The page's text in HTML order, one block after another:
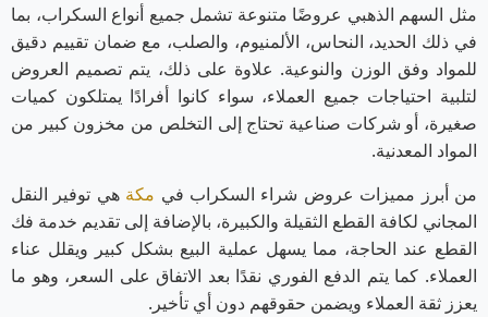
مثل السهم الذهبي عروضًا متنوعة تشمل جميع أنواع السكراب، بما
في ذلك الحديد، النحاس، الألمنيوم، والصلب، مع ضمان تقييم دقيق
للمواد وفق الوزن والنوعية. علاوة على ذلك، يتم تصميم العروض
لتلبية احتياجات جميع العملاء، سواء كانوا أفرادًا يمتلكون كميات
صغيرة، أو شركات صناعية تحتاج إلى التخلص من مخزون كبير من
المواد المعدنية.
من أبرز مميزات عروض شراء السكراب في مكة هي توفير النقل
المجاني لكافة القطع الثقيلة والكبيرة، بالإضافة إلى تقديم خدمة فك
القطع عند الحاجة، مما يسهل عملية البيع بشكل كبير ويقلل عناء
العملاء. كما يتم الدفع الفوري نقدًا بعد الاتفاق على السعر، وهو ما
يعزز ثقة العملاء ويضمن حقوقهم دون أي تأخير.